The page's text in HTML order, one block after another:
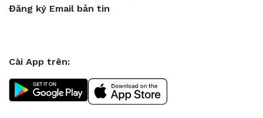
Đăng ký Email bản tin
Cài App trên: